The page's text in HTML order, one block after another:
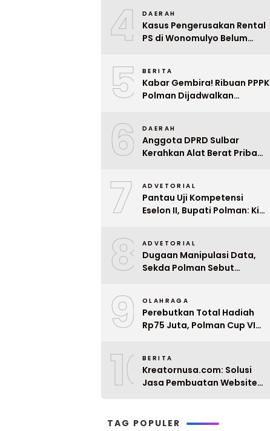
4 DAERAH
Kasus Pengerusakan Rental
PS di Wonomulyo Belum
Pelaku
5 BERITA
Kabar Gembira! Ribuan PPPK
Polman Dijadwalkan
6 DAERAH
Anggota DPRD Sulbar
Kerahkan Alat Berat Pribadi
7 ADVETORIAL
Pantau Uji Kompetensi
Eselon II, Bupati Polman: Kita
8 ADVETORIAL
Dugaan Manipulasi Data,
Sekda Polman Sebut
Ditunda
9 OLAHRAGA
Perebutkan Total Hadiah
Rp75 Juta, Polman Cup VI
10BERITA
Kreatornusa.com: Solusi
Jasa Pembuatan Website
TAG POPULER